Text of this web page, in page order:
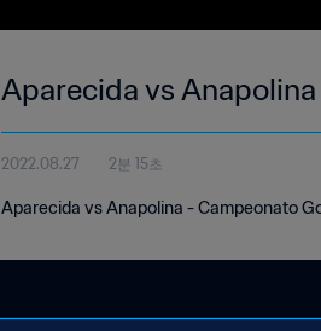
Aparecida vs Anapolina
2022.08.27 2분 15초
Aparecida vs Anapolina - Campeonato